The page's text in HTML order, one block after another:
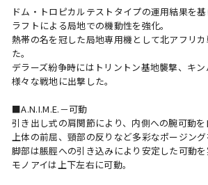
ドム・トロピカルテストタイプの運用結果を
ラフトによる局地での機動性を強化。
熱帯の名を冠した局地専用機として北アフリ
た。
デラーズ紛争時にはトリントン基地襲撃、キ
様々な戦地に出撃した。
■A.N.I.M.E.－可動
引き出し式の肩関節により、内側への腕可動を
上体の前屈、頸部の反りなど多彩なポージング
脚部は脹脛への引き込みにより安定した可動を
モノアイは上下左右に可動。